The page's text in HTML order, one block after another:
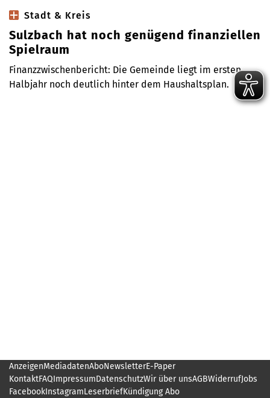
Stadt & Kreis
Sulzbach hat noch genügend finanziellen
Spielraum
Finanzzwischenbericht: Die Gemeinde liegt im ersten
Halbjahr noch deutlich hinter dem Haushaltsplan.
AnzeigenMediadatenAboNewsletterE-Paper
KontaktFAQImpressumDatenschutzWir über unsAGBWiderrufJobs
FacebookInstagramLeserbriefKündigung Abo